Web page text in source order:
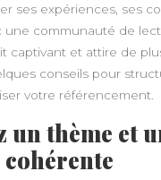
ses expériences, ses
une communauté de
captivant et attire de
conseils pour
votre référencement.
un thème et